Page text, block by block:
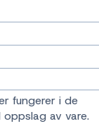
fungerer i de
av vare.